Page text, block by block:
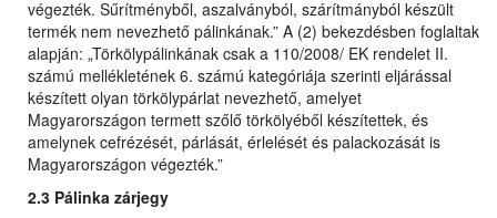
végezték. Sűrítményből, aszalványból, szárítmányból készült
termék nem nevezhető pálinkának.” A (2) bekezdésben foglaltak
alapján: „Törkölypálinkának csak a 110/2008/ EK rendelet II.
számú mellékletének 6. számú kategóriája szerinti eljárással
készített olyan törkölypárlat nevezhető, amelyet
Magyarországon termett szőlő törkölyéből készítettek, és
amelynek cefrézését, párlását, érlelését és palackozását is
Magyarországon végezték.”
2.3 Pálinka zárjegy